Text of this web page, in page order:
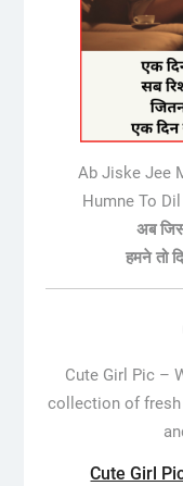
Ab Jiske Jee
Humne To
अब
हमने तो
Cute Girl Pic –
collection of fresh
Cute Girl